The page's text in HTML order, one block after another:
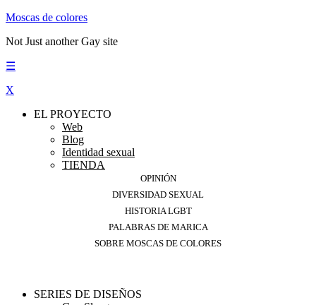
Moscas de colores
Not Just another Gay site
☰
X
EL PROYECTO
Web
Blog
Identidad sexual
TIENDA
OPINIÓN
DIVERSIDAD SEXUAL
HISTORIA LGBT
PALABRAS DE MARICA
SOBRE MOSCAS DE COLORES
SERIES DE DISEÑOS